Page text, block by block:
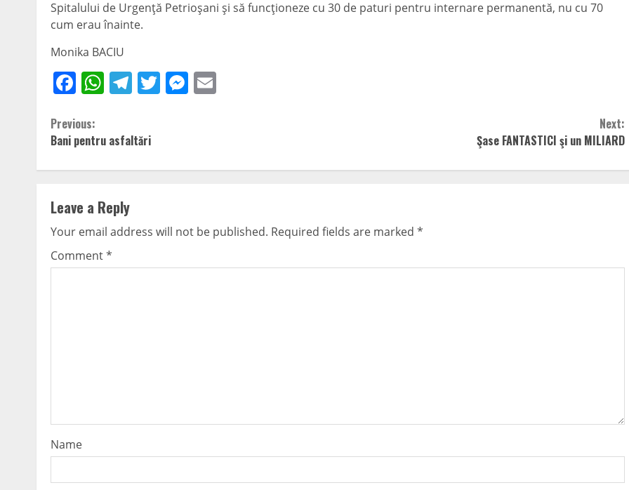
Spitalului de Urgenţă Petrioşani şi să funcţioneze cu 30 de paturi pentru internare permanentă, nu cu 70
cum erau înainte.
Monika BACIU
Facebook
WhatsApp
Telegram
TwitterMessenger
Continue
Reading
Previous:
Bani pentru asfaltări
Next:
Şase FANTASTICI şi un MILIARD
Leave a Reply
Your email address will not be published. Required fields are marked *
Comment*
Name